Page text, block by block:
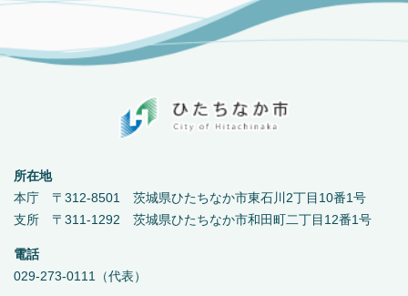
所在地
本庁 〒312-8501 茨城県ひたちなか市東石川2丁目10番1号
支所 〒311-1292 茨城県ひたちなか市和田町二丁目12番1号
電話
029-273-0111（代表）